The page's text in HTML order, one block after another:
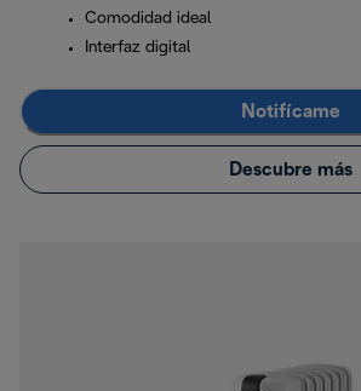
Comodidad ideal
Interfaz digital
Notifícame
Descubre más